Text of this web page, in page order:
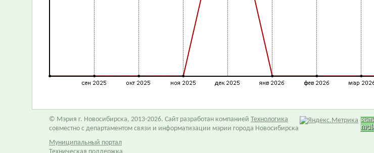
© Мэрия г. Новосибирска, 2013-2026. Сайт разработан компанией Технологика
совместно с департаментом связи и информатизации мэрии города Новосибирска
Муниципальный портал